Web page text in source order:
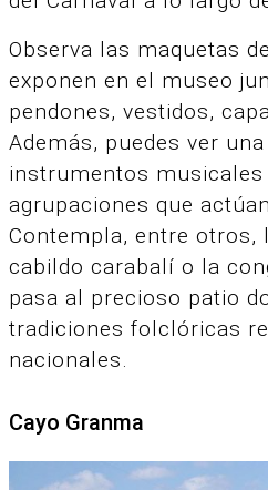
Observa las maquetas
exponen en el museo
pendones, vestidos,
Además, puedes ver
instrumentos musicales
agrupaciones que
Contempla, entre otros,
cabildo carabalí o la
pasa al precioso patio
tradiciones folclóricas
nacionales.
Cayo Granma